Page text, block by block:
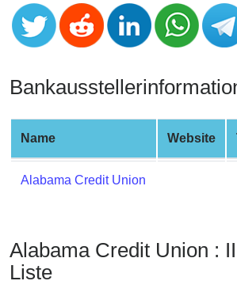
Credit
Card
Validator
Credit
Card
Generator
Random
Credit
Card
Credit
Card
from
Name Website
Alabama Credit Union
Alabama Credit Union :
Liste